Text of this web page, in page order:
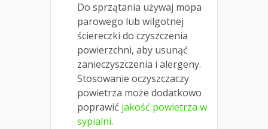
Do sprzątania używaj mopa
parowego lub wilgotnej
ściereczki do czyszczenia
powierzchni, aby usunąć
zanieczyszczenia i alergeny.
Stosowanie oczyszczaczy
powietrza może dodatkowo
poprawić jakość powietrza w
sypialni.